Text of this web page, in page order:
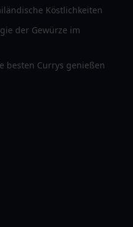
Köstlichkeiten
der Gewürze im
besten Currys genießen